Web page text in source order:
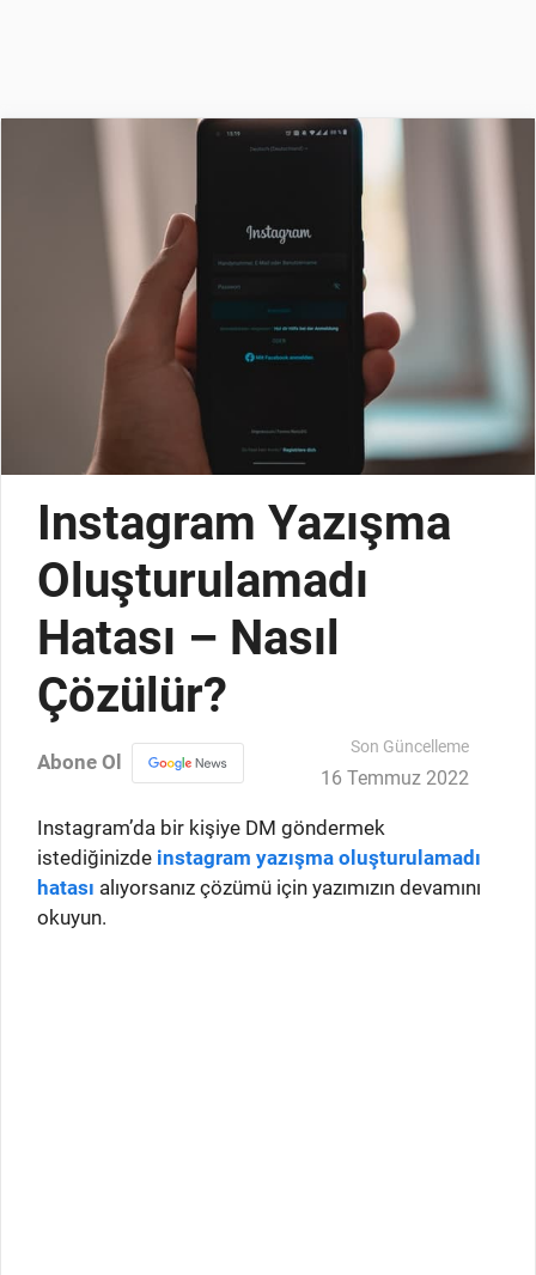
Instagram Yazışma
Oluşturulamadı
Hatası – Nasıl
Çözülür?
Abone Ol
Son Güncelleme
16 Temmuz 2022
Instagram’da bir kişiye DM göndermek
istediğinizde instagram yazışma oluşturulamadı
hatası alıyorsanız çözümü için yazımızın devamını
okuyun.